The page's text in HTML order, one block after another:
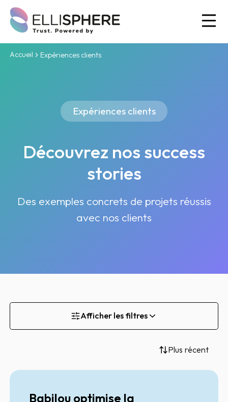
Accueil Expériences clients
Expériences clients
Découvrez nos success
stories
Des exemples concrets de projets réussis
avec nos clients
Afficher les filtres
Plus récent
Babilou optimise la